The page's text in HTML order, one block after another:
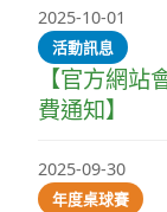
2025-10-01
活動訊息
【官方網
費通知】
2025-09-30
年度桌球賽